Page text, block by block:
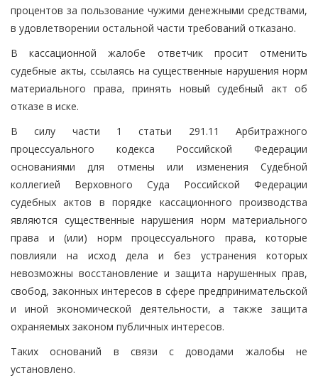
процентов за пользование чужими денежными средствами,
в удовлетворении остальной части требований отказано.
В кассационной жалобе ответчик просит отменить
судебные акты, ссылаясь на существенные нарушения норм
материального права, принять новый судебный акт об
отказе в иске.
В силу части 1 статьи 291.11 Арбитражного
процессуального кодекса Российской Федерации
основаниями для отмены или изменения Судебной
коллегией Верховного Суда Российской Федерации
судебных актов в порядке кассационного производства
являются существенные нарушения норм материального
права и (или) норм процессуального права, которые
повлияли на исход дела и без устранения которых
невозможны восстановление и защита нарушенных прав,
свобод, законных интересов в сфере предпринимательской
и иной экономической деятельности, а также защита
охраняемых законом публичных интересов.
Таких оснований в связи с доводами жалобы не
установлено.